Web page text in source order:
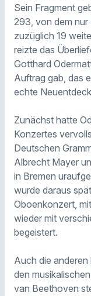
Sein Fragment
293, von dem nur
zuzüglich 19
reizte das
Gotthard
Auftrag gab, das
echte
Zunächst hatte
Konzertes
Deutschen
Albrecht Mayer
in Bremen
wurde daraus
Oboenkonzert,
wieder mit
begeistert.
Auch die
den
van Beethoven